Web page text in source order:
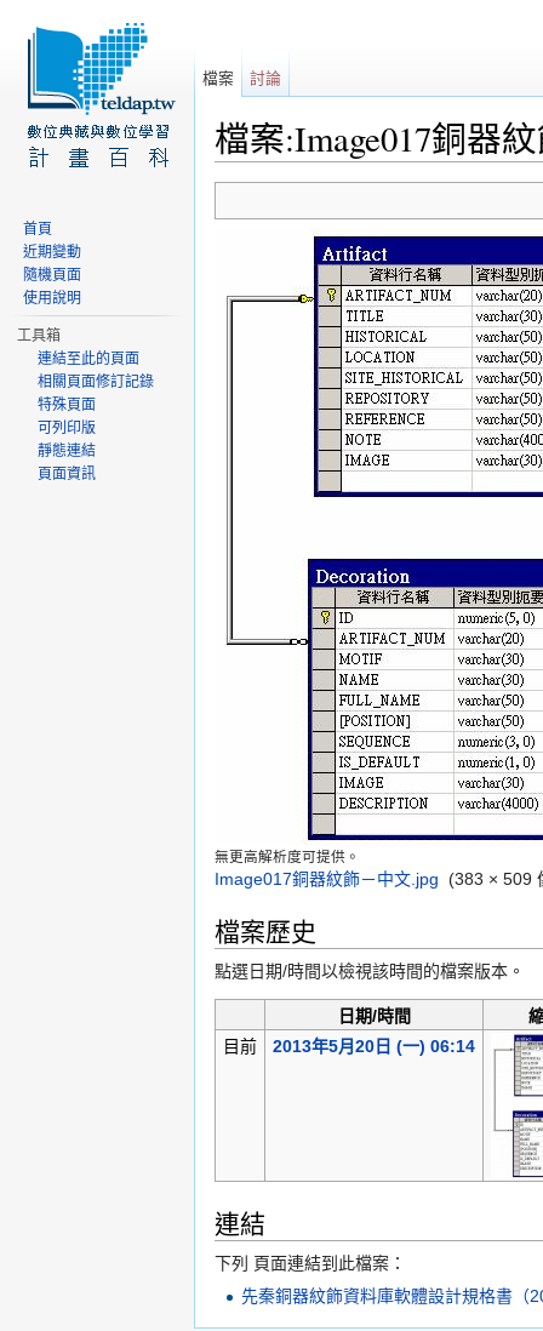
檔案:Image017銅器
無更高解析度可提供。
Image017銅器紋飾－中文.jpg (383 × 509
檔案歷史
點選日期/時間以檢視該時間的檔案版本。
日期/時間
目前
2013年5月20日 (一) 06:14
連結
下列 頁面連結到此檔案：
先秦銅器紋飾資料庫軟體設計規格書（
檔案 討論
首頁
近期變動
隨機頁面
使用說明
工具箱
連結至此的頁面
相關頁面修訂記錄
特殊頁面
可列印版
靜態連結
頁面資訊